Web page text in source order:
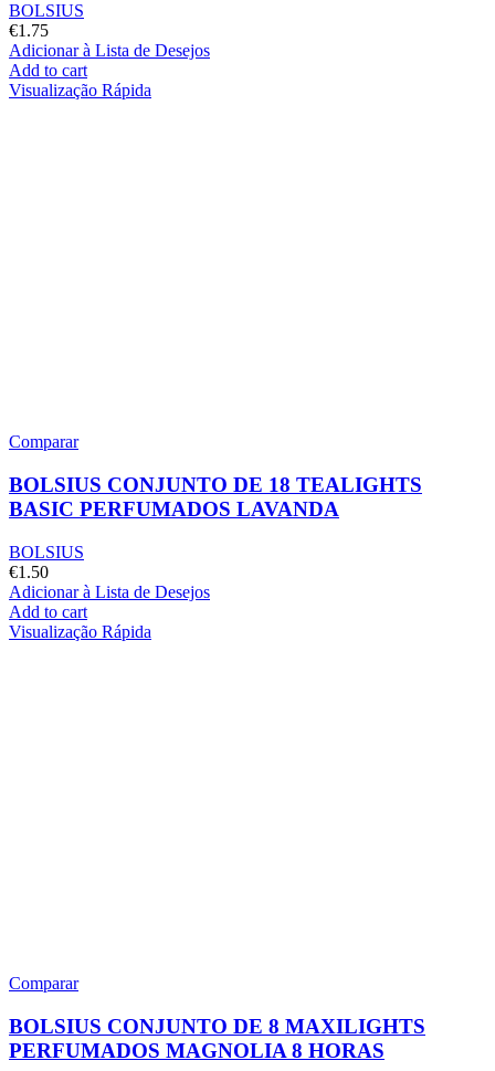
BOLSIUS
€1.75
Adicionar à Lista de Desejos
Add to cart
Visualização Rápida
Comparar
BOLSIUS CONJUNTO DE 18 TEALIGHTS
BASIC PERFUMADOS LAVANDA
BOLSIUS
€1.50
Adicionar à Lista de Desejos
Add to cart
Visualização Rápida
Comparar
BOLSIUS CONJUNTO DE 8 MAXILIGHTS
PERFUMADOS MAGNOLIA 8 HORAS